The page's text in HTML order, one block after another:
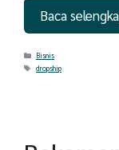
Baca
Categories
Bisnis
Tags
dropship